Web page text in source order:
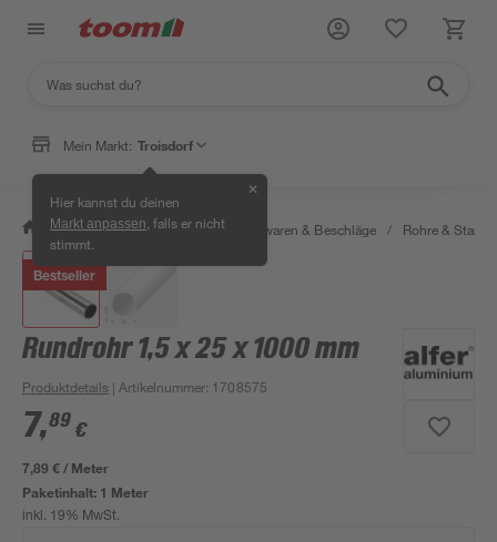
Mein Markt: Troisdorf
Hier kannst du deinen
Markt anpassen , falls er nicht
stimmt.
✕
/ Werkstatt & Maschinen / Eisenwaren & Beschläge / Rohre &
Bestseller
Rundrohr 1,5 x 25 x 1000 mm
Produktdetails | Artikelnummer: 1708575
7,89 €
7,89 € / Meter
Paketinhalt: 1 Meter
inkl. 19% MwSt.